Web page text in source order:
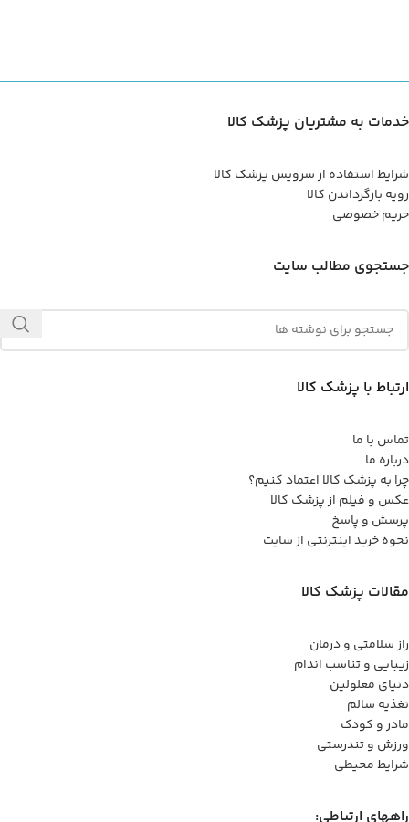
خدمات به مشتریان پزشک کالا
شرایط استفاده از سرویس پزشک کالا
رویه بازگرداندن کالا
حریم خصوصی
جستجوی مطالب سایت
ارتباط با پزشک کالا
تماس با ما
درباره ما
چرا به پزشک کالا اعتماد کنیم؟
عکس و فیلم از پزشک کالا
پرسش و پاسخ
نحوه خرید اینترنتی از سایت
مقالات پزشک کالا
راز سلامتی و درمان
زیبایی و تناسب اندام
دنیای معلولین
تغذیه سالم
مادر و کودک
ورزش و تندرستی
شرایط محیطی
راههای ارتباطی: